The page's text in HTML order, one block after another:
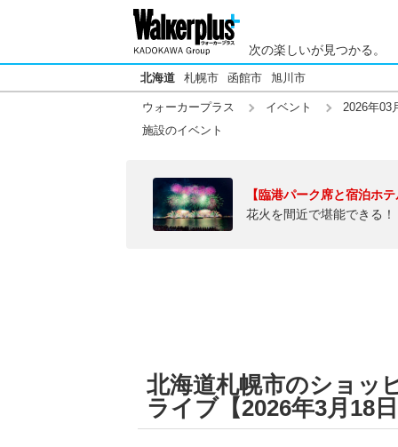
次の楽しいが見つかる。
北海道 札幌市 函館市 旭川市
ウォーカープラス イベント
2026年03
施設のイベント
【臨港パーク席と宿泊ホ
花火を間近で堪能できる
北海道札幌市のショッ
ライブ【2026年3月18